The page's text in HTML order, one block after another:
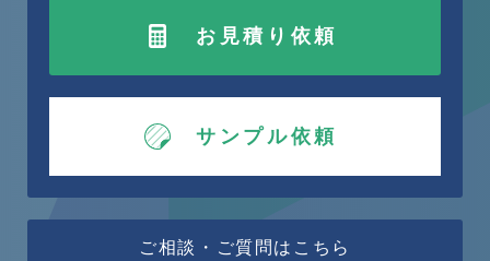
お見積り依頼
サンプル依頼
ご相談・ご質問はこちら